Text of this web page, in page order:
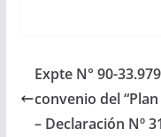
General de la
Ejercicio 2025, las
obras de reparación y
mantenimiento de
Expte N° 90-
convenio del
– Declaración Nº